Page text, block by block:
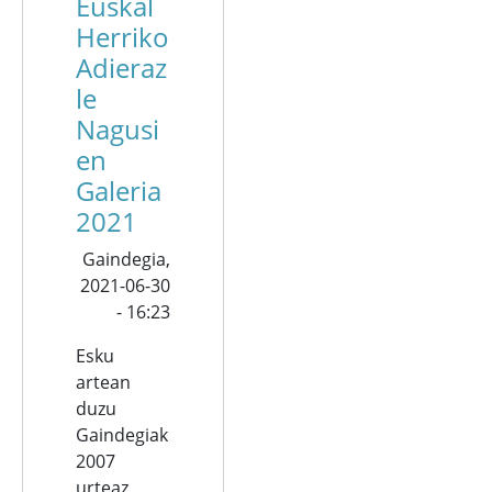
Herriko
Adieraz
le
Nagusi
en
Galeria
2021
Gaindegia,
2021-06-30
- 16:23
Esku
artean
duzu
Gaindegiak
2007